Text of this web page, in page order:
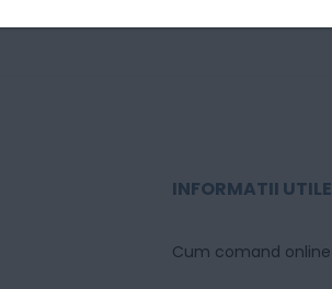
INFORMATII UTILE
Cum comand online